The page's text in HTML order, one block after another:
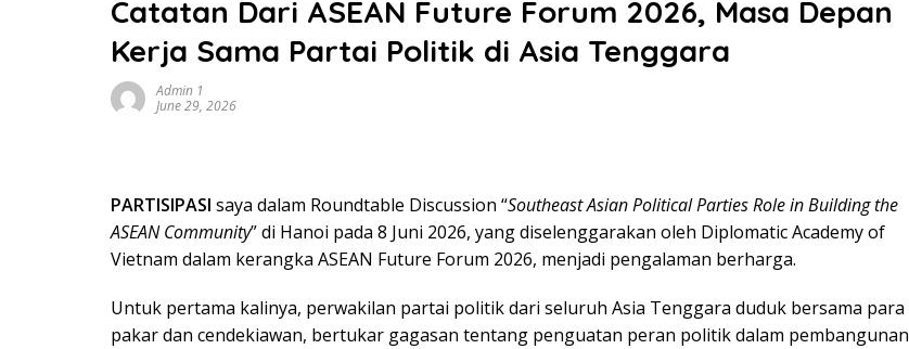
Catatan Dari ASEAN Future Forum 2026, Masa Depan
Kerja Sama Partai Politik di Asia Tenggara
Admin 1
June 29, 2026
PARTISIPASI saya dalam Roundtable Discussion “Southeast Asian Political Parties Role in Building the
ASEAN Community” di Hanoi pada 8 Juni 2026, yang diselenggarakan oleh Diplomatic Academy of
Vietnam dalam kerangka ASEAN Future Forum 2026, menjadi pengalaman berharga.
Untuk pertama kalinya, perwakilan partai politik dari seluruh Asia Tenggara duduk bersama para
pakar dan cendekiawan, bertukar gagasan tentang penguatan peran politik dalam pembangunan